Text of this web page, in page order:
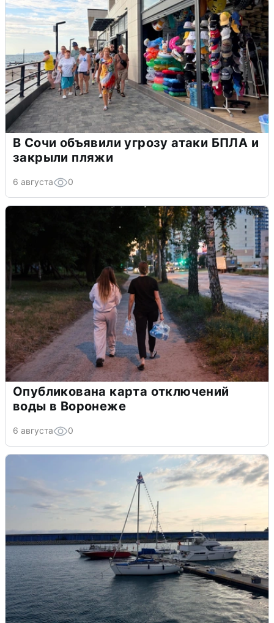
В Сочи объявили угрозу атаки БПЛА и
закрыли пляжи
6 августа 0
Опубликована карта отключений
воды в Воронеже
6 августа 0